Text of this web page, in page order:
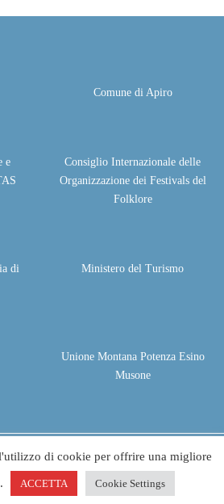
Comune di Apiro
e
Consiglio Internazionale delle
Organizzazione dei Festivals del
Folklore
di
Ministero del Turismo
Unione Montana Potenza Esino
Musone
- Festival Folclore Apiro | All rights
Project by Life Color
di cookie per offrire una migliore
ACCETTA Cookie Settings